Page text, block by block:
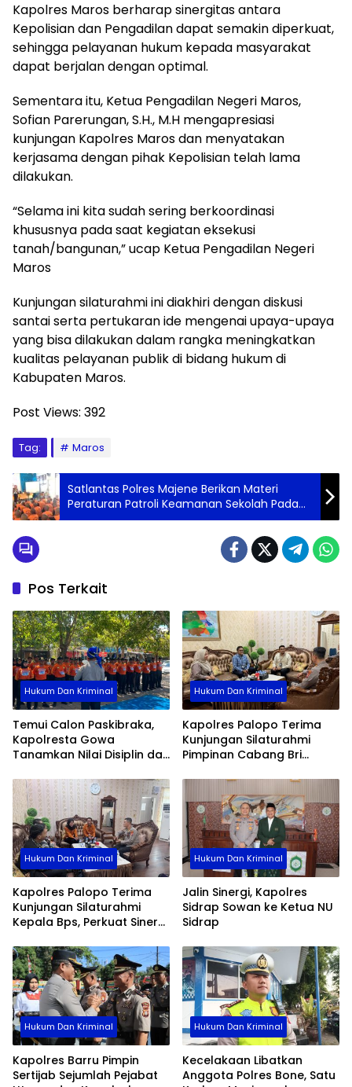
Kapolres Maros berharap sinergitas antara
Kepolisian dan Pengadilan dapat semakin diperkuat,
sehingga pelayanan hukum kepada masyarakat
dapat berjalan dengan optimal.
Sementara itu, Ketua Pengadilan Negeri Maros,
Sofian Parerungan, S.H., M.H mengapresiasi
kunjungan Kapolres Maros dan menyatakan
kerjasama dengan pihak Kepolisian telah lama
dilakukan.
“Selama ini kita sudah sering berkoordinasi
khususnya pada saat kegiatan eksekusi
tanah/bangunan,” ucap Ketua Pengadilan Negeri
Maros
Kunjungan silaturahmi ini diakhiri dengan diskusi
santai serta pertukaran ide mengenai upaya-upaya
yang bisa dilakukan dalam rangka meningkatkan
kualitas pelayanan publik di bidang hukum di
Kabupaten Maros.
Post Views: 392
Tag: Maros
Satlantas Polres Majene Berikan Materi
Peraturan Patroli Keamanan Sekolah Pada
Taruna SMK Negeri 3 Majene
Pos Terkait
Hukum Dan Kriminal
Temui Calon Paskibraka,
Kapolresta Gowa
Tanamkan Nilai Disiplin dan
Hukum Dan Kriminal
Kapolres Palopo Terima
Kunjungan Silaturahmi
Pimpinan Cabang Bri
Hukum Dan Kriminal
Kapolres Palopo Terima
Kunjungan Silaturahmi
Kepala Bps, Perkuat Sinergi
Hukum Dan Kriminal
Jalin Sinergi, Kapolres
Sidrap Sowan ke Ketua NU
Sidrap
Hukum Dan Kriminal
Kapolres Barru Pimpin
Sertijab Sejumlah Pejabat
Hukum Dan Kriminal
Kecelakaan Libatkan
Anggota Polres Bone, Satu